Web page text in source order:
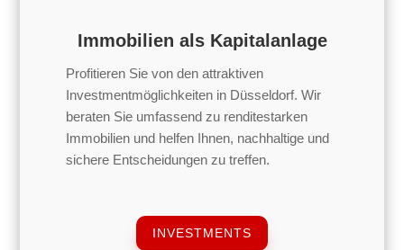
Immobilien als Kapitalanlage
Profitieren Sie von den attraktiven
Investmentmöglichkeiten in Düsseldorf. Wir
beraten Sie umfassend zu renditestarken
Immobilien und helfen Ihnen, nachhaltige und
sichere Entscheidungen zu treffen.
INVESTMENTS